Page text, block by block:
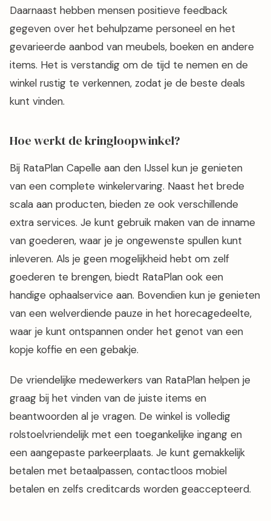
Daarnaast hebben mensen positieve feedback
gegeven over het behulpzame personeel en het
gevarieerde aanbod van meubels, boeken en andere
items. Het is verstandig om de tijd te nemen en de
winkel rustig te verkennen, zodat je de beste deals
kunt vinden.
Hoe werkt de kringloopwinkel?
Bij RataPlan Capelle aan den IJssel kun je genieten
van een complete winkelervaring. Naast het brede
scala aan producten, bieden ze ook verschillende
extra services. Je kunt gebruik maken van de inname
van goederen, waar je je ongewenste spullen kunt
inleveren. Als je geen mogelijkheid hebt om zelf
goederen te brengen, biedt RataPlan ook een
handige ophaalservice aan. Bovendien kun je genieten
van een welverdiende pauze in het horecagedeelte,
waar je kunt ontspannen onder het genot van een
kopje koffie en een gebakje.
De vriendelijke medewerkers van RataPlan helpen je
graag bij het vinden van de juiste items en
beantwoorden al je vragen. De winkel is volledig
rolstoelvriendelijk met een toegankelijke ingang en
een aangepaste parkeerplaats. Je kunt gemakkelijk
betalen met betaalpassen, contactloos mobiel
betalen en zelfs creditcards worden geaccepteerd.